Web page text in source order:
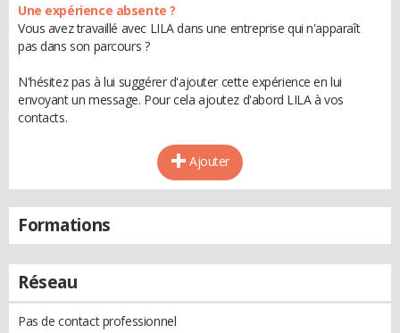
Une expérience absente ?
Vous avez travaillé avec LILA dans une entreprise qui n'apparaît
pas dans son parcours ?
N'hésitez pas à lui suggérer d'ajouter cette expérience en lui
envoyant un message. Pour cela ajoutez d'abord LILA à vos
contacts.
Ajouter
Formations
Réseau
Pas de contact professionnel